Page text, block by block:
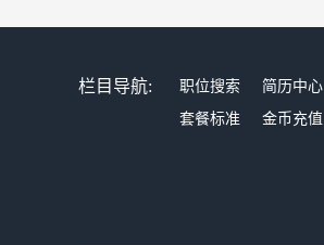
栏目导航: 职位搜索 简历中心
套餐标准
金币充值